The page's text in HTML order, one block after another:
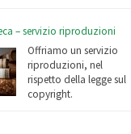
– servizio riproduzioni
Offriamo un servizio
riproduzioni, nel
rispetto della legge sul
copyright.